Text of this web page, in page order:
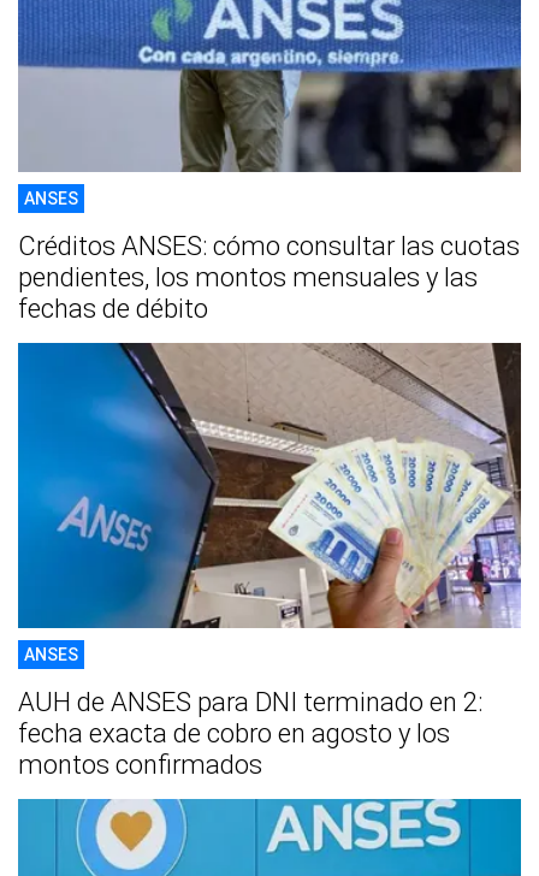
ANSES
Créditos ANSES: cómo consultar las cuotas
pendientes, los montos mensuales y las
fechas de débito
ANSES
AUH de ANSES para DNI terminado en 2:
fecha exacta de cobro en agosto y los
montos confirmados